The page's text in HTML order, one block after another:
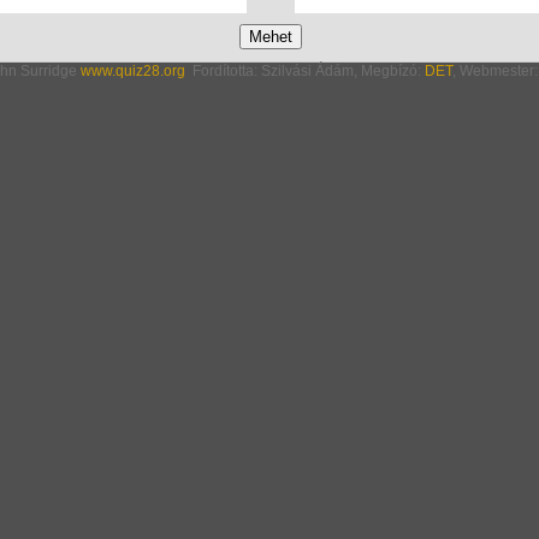
Surridge www.quiz28.org Fordította: Szilvási Ádám, Megbízó: DET,